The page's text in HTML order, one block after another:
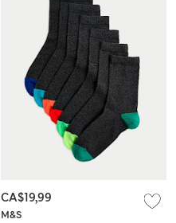
M&S
CA$19,99